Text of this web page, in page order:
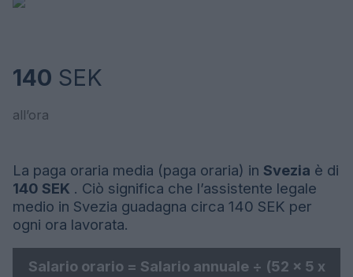
140 SEK
all’ora
La paga oraria media (paga oraria) in Svezia è di
140 SEK . Ciò significa che l’assistente legale
medio in Svezia guadagna circa 140 SEK per
ogni ora lavorata.
Salario orario = Salario annuale ÷ (52 x 5 x